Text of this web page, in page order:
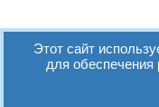
Этот сайт
для обеспечения